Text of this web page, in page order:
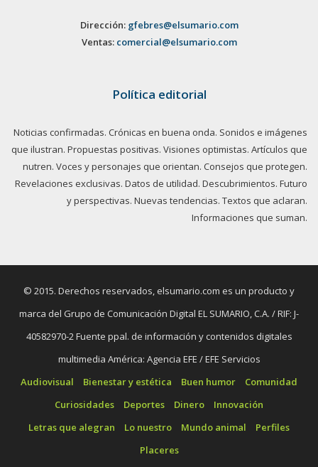
Dirección: gfebres@elsumario.com
Ventas: comercial@elsumario.com
Política editorial
Noticias confirmadas. Crónicas en buena onda. Sonidos e imágenes
que ilustran. Propuestas positivas. Visiones optimistas. Artículos que
nutren. Voces y personajes que orientan. Consejos que protegen.
Revelaciones exclusivas. Datos de utilidad. Descubrimientos. Futuro
y perspectivas. Nuevas tendencias. Textos que aclaran.
Informaciones que suman.
© 2015. Derechos reservados, elsumario.com es un producto y
marca del Grupo de Comunicación Digital EL SUMARIO, C.A. / RIF: J-
40582970-2 Fuente ppal. de información y contenidos digitales
multimedia América: Agencia EFE / EFE Servicios
Audiovisual
Bienestar y estética Buen humor
Comunidad
Curiosidades
Deportes Dinero
Innovación
Letras que alegran
Lo nuestro Mundo animal
Perfiles
Placeres